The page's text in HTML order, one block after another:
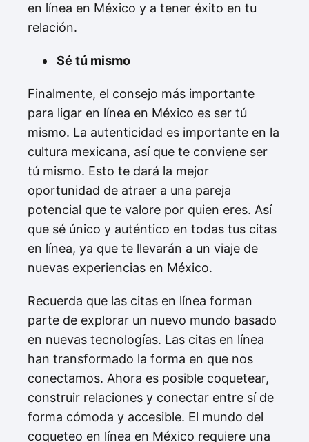
en línea en México y a tener éxito en tu
relación.
Sé tú mismo
Finalmente, el consejo más importante
para ligar en línea en México es ser tú
mismo. La autenticidad es importante en la
cultura mexicana, así que te conviene ser
tú mismo. Esto te dará la mejor
oportunidad de atraer a una pareja
potencial que te valore por quien eres. Así
que sé único y auténtico en todas tus citas
en línea, ya que te llevarán a un viaje de
nuevas experiencias en México.
Recuerda que las citas en línea forman
parte de explorar un nuevo mundo basado
en nuevas tecnologías. Las citas en línea
han transformado la forma en que nos
conectamos. Ahora es posible coquetear,
construir relaciones y conectar entre sí de
forma cómoda y accesible. El mundo del
coqueteo en línea en México requiere una